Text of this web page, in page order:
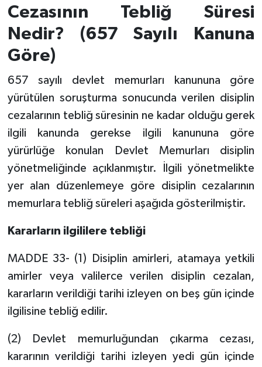
Cezasının Tebliğ Süresi
Nedir? (657 Sayılı Kanuna
Göre)
657 sayılı devlet memurları kanununa göre
yürütülen soruşturma sonucunda verilen disiplin
cezalarının tebliğ süresinin ne kadar olduğu gerek
ilgili kanunda gerekse ilgili kanununa göre
yürürlüğe konulan Devlet Memurları disiplin
yönetmeliğinde açıklanmıştır. İlgili yönetmelikte
yer alan düzenlemeye göre disiplin cezalarının
memurlara tebliğ süreleri aşağıda gösterilmiştir.
Kararların ilgililere tebliği
MADDE 33- (1) Disiplin amirleri, atamaya yetkili
amirler veya valilerce verilen disiplin cezalan,
kararların verildiği tarihi izleyen on beş gün içinde
ilgilisine tebliğ edilir.
(2) Devlet memurluğundan çıkarma cezası,
kararının verildiği tarihi izleyen yedi gün içinde